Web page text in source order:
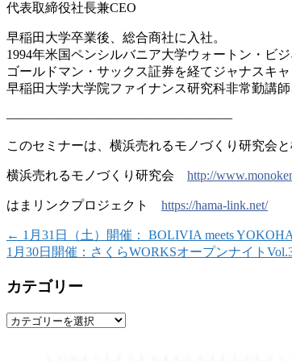
代表取締役社長兼CEO
早稲田大学卒業後、総合商社に入社。
1994年米国ペンシルバニア大学ウォートン・ビジ
ゴールドマン・サックス証券を経てジャナスキャ
早稲田大学大学院ファイナンス研究科非常勤講師
—————————————————–
このセミナーは、横浜売れるモノづくり研究会と
横浜売れるモノづくり研究会 http://
はまリンクプロジェクト https://hama-link.net/
← 1月31日（土）開催： BOLIVIA meets
1月30日開催：さくらWORKSオープンナイト
カテゴリー
カ